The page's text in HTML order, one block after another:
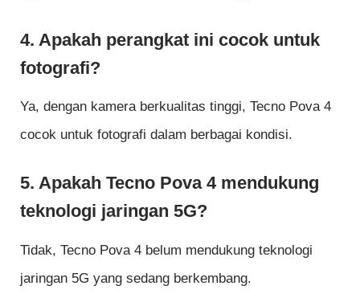
4. Apakah perangkat ini cocok untuk
fotografi?
Ya, dengan kamera berkualitas tinggi, Tecno Pova 4
cocok untuk fotografi dalam berbagai kondisi.
5. Apakah Tecno Pova 4 mendukung
teknologi jaringan 5G?
Tidak, Tecno Pova 4 belum mendukung teknologi
jaringan 5G yang sedang berkembang.